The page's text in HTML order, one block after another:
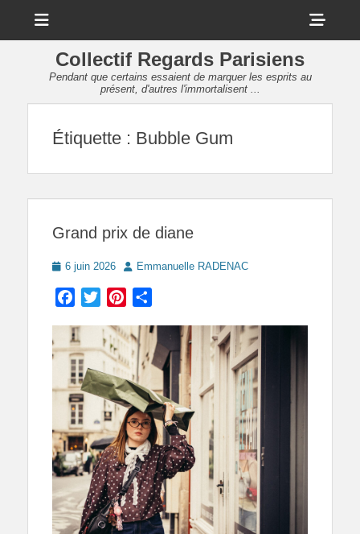
Collectif Regards Parisiens
Pendant que certains essaient de marquer les esprits au
présent, d'autres l'immortalisent ...
Étiquette : Bubble Gum
Grand prix de diane
Posted
6 juin 2026 AuthorEmmanuelle RADENAC
Facebook
TwitterPinterest